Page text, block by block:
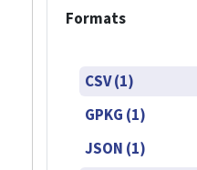
Formats
CSV (1)
GPKG (1)
JSON (1)